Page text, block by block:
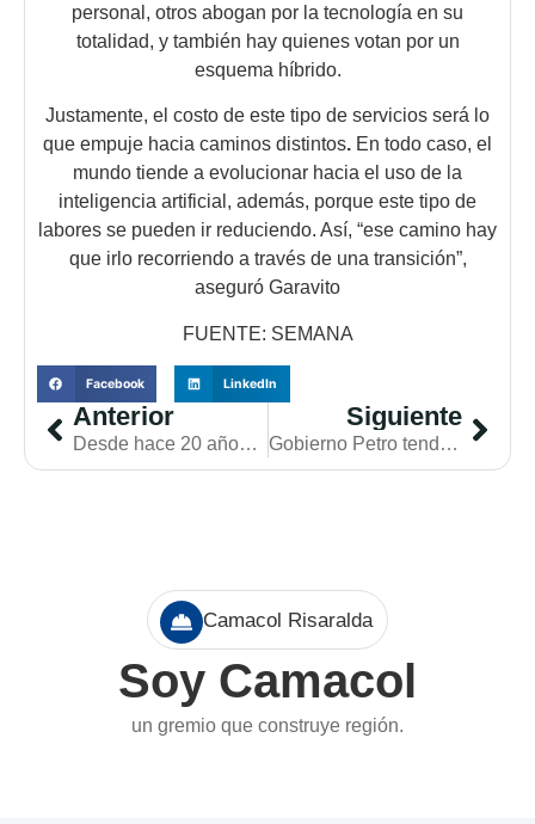
personal, otros abogan por la tecnología en su
totalidad, y también hay quienes votan por un
esquema híbrido.
Justamente, el costo de este tipo de servicios será lo
que empuje hacia caminos distintos. En todo caso, el
mundo tiende a evolucionar hacia el uso de la
inteligencia artificial, además, porque este tipo de
labores se pueden ir reduciendo. Así, “ese camino hay
que irlo recorriendo a través de una transición”,
aseguró Garavito
FUENTE: SEMANA
Facebook LinkedIn
Anterior
Desde hace 20 años, el nivel de las remesas no superaba al de la inversión extranjera
Siguiente
Gobierno Petro tendría importantes presiones de caja: ¿Se viene nueva reforma tributaria?
Camacol Risaralda
Soy Camacol
un gremio que construye región.